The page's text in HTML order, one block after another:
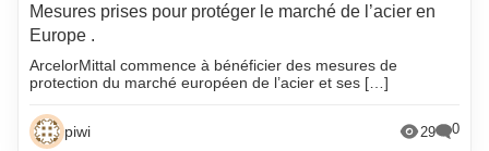
Mesures prises pour protéger le marché de l’acier en
Europe .
ArcelorMittal commence à bénéficier des mesures de
protection du marché européen de l’acier et ses […]
piwi 29 0